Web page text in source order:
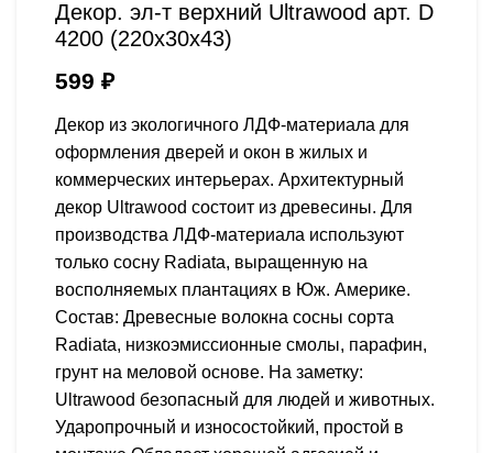
Декор. эл-т верхний Ultrawood арт. D
4200 (220x30x43)
599 ₽
Декор из экологичного ЛДФ-материала для
оформления дверей и окон в жилых и
коммерческих интерьерах. Архитектурный
декор Ultrawood состоит из древесины. Для
производства ЛДФ-материала используют
только сосну Radiatа, выращенную на
восполняемых плантациях в Юж. Америке.
Состав: Древесные волокна сосны сорта
Radiata, низкоэмиссионные смолы, парафин,
грунт на меловой основе. На заметку:
Ultrawood безопасный для людей и животных.
Ударопрочный и износостойкий, простой в